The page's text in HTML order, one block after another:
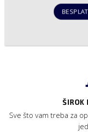
ŠIROK
Sve što vam treba za